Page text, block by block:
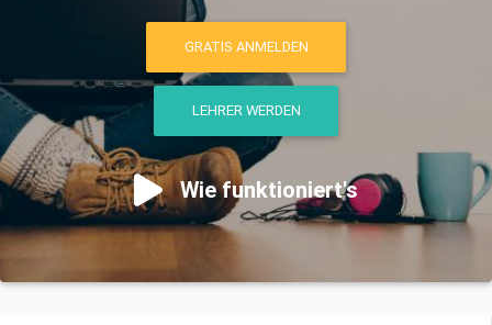
GRATIS ANMELDEN
LEHRER WERDEN
Wie funktioniert's